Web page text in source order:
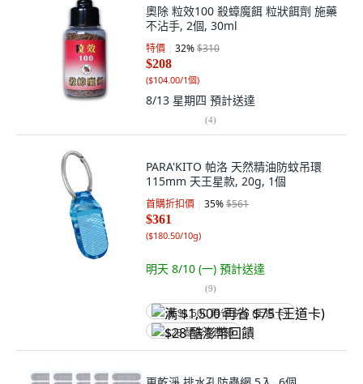
奧除 粒效100 殺蟑魔餌 粒狀餌劑 施藥
不沾手, 2個, 30ml
特價 32%$310
$208
($104.00/1個)
8/13 星期四 預計送達
(4)
PARA'KITO 帕洛 天然精油防蚊吊環
115mm 天王星款, 20g, 1個
首購折扣價 35%$561
$361
($180.50/10g)
明天 8/10 (一) 預計送達
(9)
满 $1,500 再省 $75 (王道卡)
$28 酷澎幣回饋